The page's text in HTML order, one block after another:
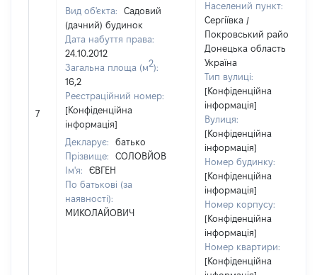
7
Вид об'єкта:
Садовий
(дачний) будинок
Дата набуття права:
24.10.2012
Загальна площа (м2):
16,2
Реєстраційний номер:
[Конфіденційна
інформація]
Декларує:
батько
Прізвище:
СОЛОВЙОВ
Ім'я:
ЄВГЕН
По батькові (за
наявності):
МИКОЛАЙОВИЧ
Населений пункт:
Сергіївка /
Покровський район /
Донецька область /
Україна
Тип вулиці:
[Конфіденційна
інформація]
Вулиця:
[Конфіденційна
інформація]
Номер будинку:
[Конфіденційна
інформація]
Номер корпусу:
[Конфіденційна
інформація]
Номер квартири:
[Конфіденційна